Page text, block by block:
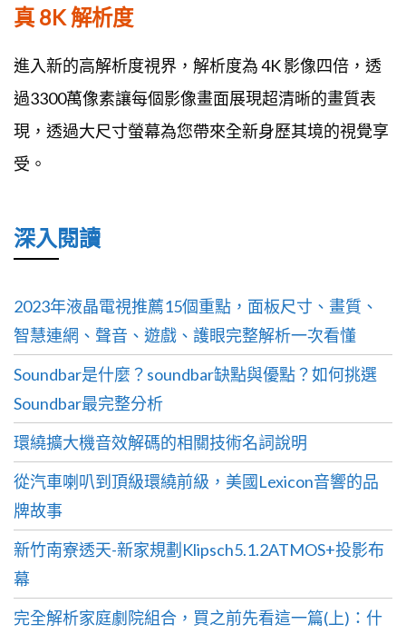
真 8K 解析度
進入新的高解析度視界，解析度為 4K 影像四倍，透
過3300萬像素讓每個影像畫面展現超清晰的畫質表
現，透過大尺寸螢幕為您帶來全新身歷其境的視覺享
受。
深入閱讀
2023年液晶電視推薦15個重點，面板尺寸、畫質、
智慧連網、聲音、遊戲、護眼完整解析一次看懂
Soundbar是什麼？soundbar缺點與優點？如何挑選
Soundbar最完整分析
環繞擴大機音效解碼的相關技術名詞說明
從汽車喇叭到頂級環繞前級，美國Lexicon音響的品
牌故事
新竹南寮透天-新家規劃Klipsch5.1.2ATMOS+投影布
幕
完全解析家庭劇院組合，買之前先看這一篇(上)：什